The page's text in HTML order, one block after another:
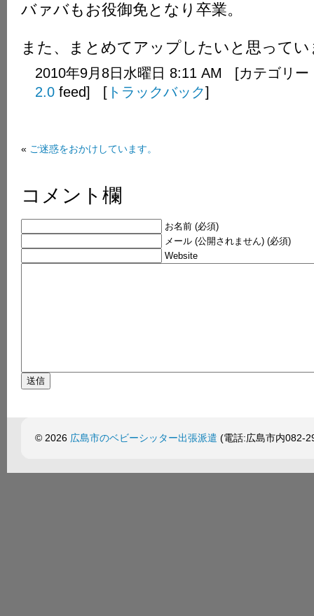
バァバもお役御免となり卒業。
また、まとめてアップしたいと思って
2010年9月8日水曜日 8:11 AM [カテゴリー
2.0 feed] [ トラックバック]
« ご迷惑をおかけしています。
コメント欄
お名前 (必須)
メール (公開されません) (必須)
Website
© 2026 広島市のベビーシッター出張派遣 (電話:広島市内082-